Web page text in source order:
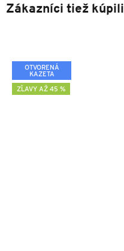
Zákazníci tiež kúpili
OTVORENÁ
KAZETA
ZĽAVY AŽ 45 %